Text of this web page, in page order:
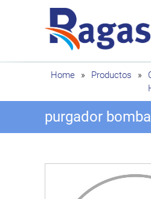
Home » Productos »
purgador bomba